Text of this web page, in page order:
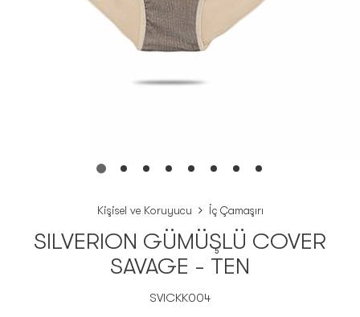
Kişisel ve Koruyucu İç Çamaşırı
SILVERION GÜMÜŞLÜ COVER
SAVAGE - TEN
SVICKK004